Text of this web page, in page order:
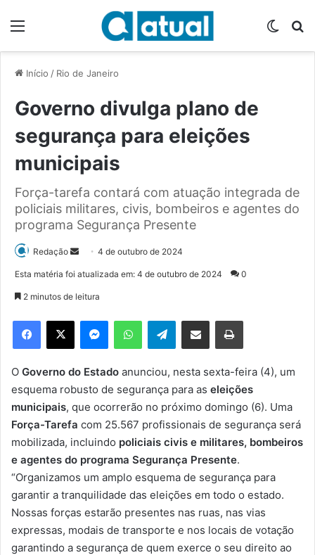
Início / Rio de Janeiro
Governo divulga plano de
segurança para eleições
municipais
Força-tarefa contará com atuação integrada de
policiais militares, civis, bombeiros e agentes do
programa Segurança Presente
Redação
d
e
m
e
-
m
4 de outubro de 2024
Esta matéria foi atualizada em: 4 de outubro de 2024 0
2 minutos de leitura
Telegram
O Governo do Estado anunciou, nesta sexta-feira (4), um
esquema robusto de segurança para as eleições
municipais, que ocorrerão no próximo domingo (6). Uma
Força-Tarefa com 25.567 profissionais de segurança será
mobilizada, incluindo policiais civis e militares, bombeiros
e agentes do programa Segurança Presente.
“Organizamos um amplo esquema de segurança para
garantir a tranquilidade das eleições em todo o estado.
Nossas forças estarão presentes nas ruas, nas vias
expressas, modais de transporte e nos locais de votação
garantindo a segurança de quem exerce o seu direito ao